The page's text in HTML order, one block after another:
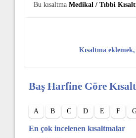
Bu kısaltma Medikal / Tıbbi
Kısaltma
Baş Harfine Göre
A B C D E F
En çok incelenen kısaltmalar